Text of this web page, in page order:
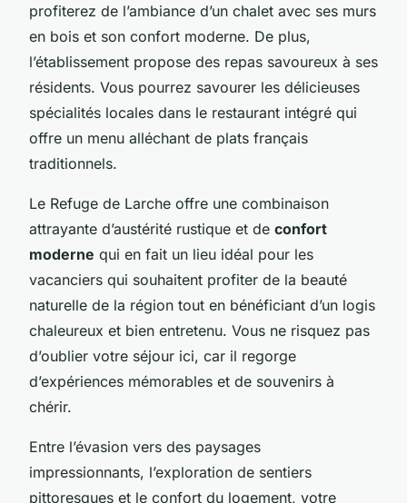
profiterez de l’ambiance d’un chalet avec ses murs
en bois et son confort moderne. De plus,
l’établissement propose des repas savoureux à ses
résidents. Vous pourrez savourer les délicieuses
spécialités locales dans le restaurant intégré qui
offre un menu alléchant de plats français
traditionnels.
Le Refuge de Larche offre une combinaison
attrayante d’austérité rustique et de confort
moderne qui en fait un lieu idéal pour les
vacanciers qui souhaitent profiter de la beauté
naturelle de la région tout en bénéficiant d’un logis
chaleureux et bien entretenu. Vous ne risquez pas
d’oublier votre séjour ici, car il regorge
d’expériences mémorables et de souvenirs à
chérir.
Entre l’évasion vers des paysages
impressionnants, l’exploration de sentiers
pittoresques et le confort du logement, votre